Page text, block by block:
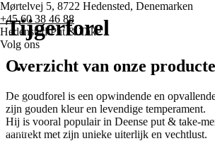
Mørtelvej 5, 8722 Hedensted, Denemarken
+45 60 38 46 88
Hedensted Put & Take
Volg ons
Startpagina
Prijzen
Tijgerforel
Overzicht van onze
De goudforel is een opwindende en
zijn gouden kleur en levendige temperament.
Hij is vooral populair in Deense put & take-
aantrekt met zijn unieke uiterlijk en vechtlust.